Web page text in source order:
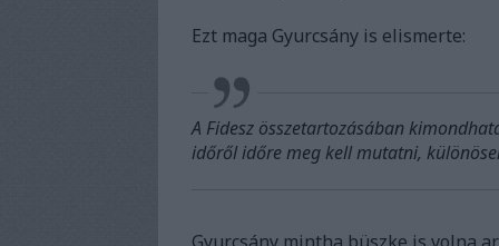
Ezt maga Gyurcsány is elismerte:
A Fidesz összetartozásában
időről időre meg kell mutatni,